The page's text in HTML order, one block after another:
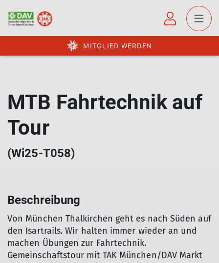
MITGLIED WERDEN
MTB Fahrtechnik auf
Tour
(Wi25-T058)
Beschreibung
Von München Thalkirchen geht es nach Süden auf
den Isartrails. Wir halten immer wieder an und
machen Übungen zur Fahrtechnik.
Gemeinschaftstour mit TAK München/DAV Markt